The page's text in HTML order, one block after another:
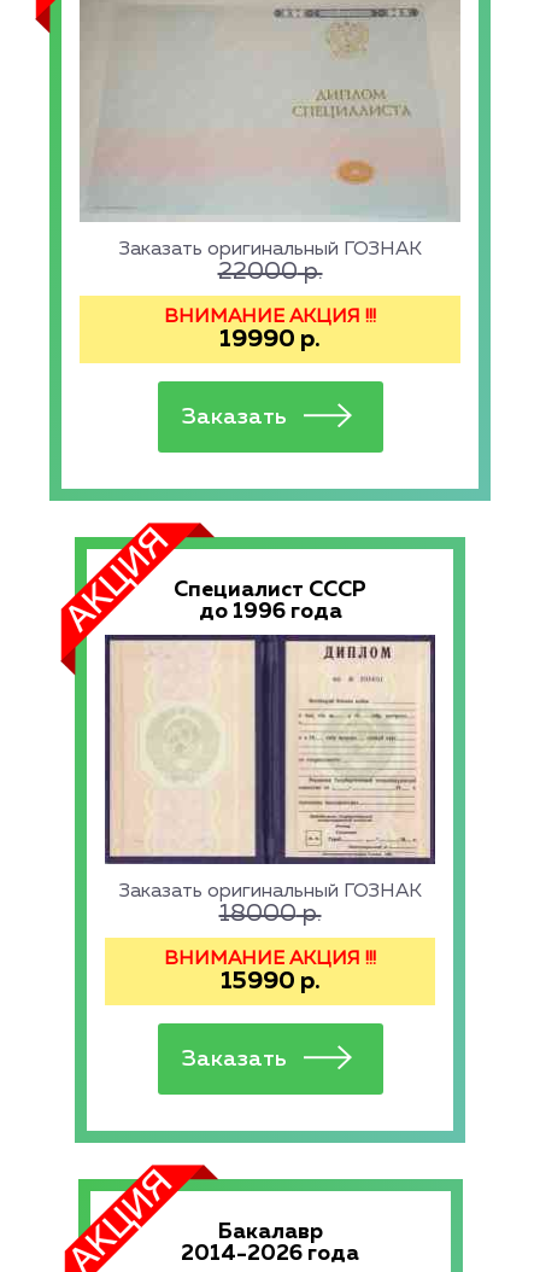
Заказать оригинальный ГОЗНАК
22000р.
ВНИМАНИЕ АКЦИЯ !!!
19990 р.
Специалист СССР
до 1996 года
Заказать оригинальный ГОЗНАК
18000р.
ВНИМАНИЕ АКЦИЯ !!!
15990 р.
Бакалавр
2014-2026 года